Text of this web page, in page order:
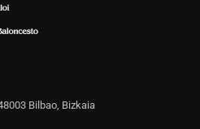
Bilbao, Bizkaia